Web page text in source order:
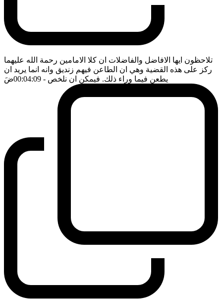
تلاحظون ايها الافاضل والفاضلات ان كلا الامامين رحمة الله عليهما
ركز على هذه القضية وهي ان الطاعن فيهم زنديق وانه انما يريد ان
يطعن فيما وراء ذلك. فيمكن ان نلخص - 00:04:09 ضَ